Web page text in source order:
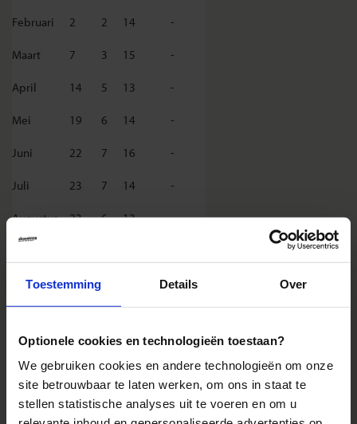
Toestemming Details Over
Optionele cookies en technologieën toestaan?
We gebruiken cookies en andere technologieën om onze
site betrouwbaar te laten werken, om ons in staat te
stellen statistische analyses uit te voeren en om u
Februari 2 2 14 -
Maart 7 3 15 -
April 14 5 13 -
Mei 19 6 14 -
Juni 22 7 16 -
Juli 23 7 14 -
Augustus 23 6 13 -
Oktober 14 -
December 2 1 18 -
Landinformatie Polen